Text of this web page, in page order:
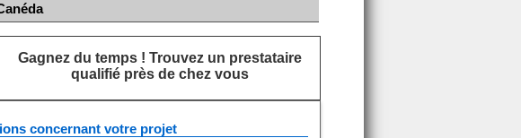
Gagnez du temps ! Trouvez un prestataire
qualifié près de chez vous
concernant votre projet